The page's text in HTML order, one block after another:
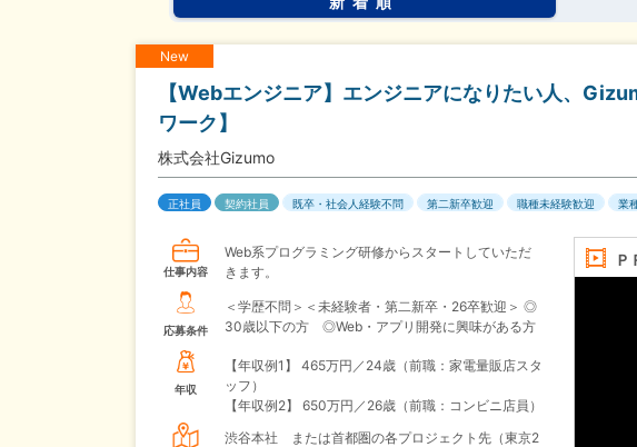
New
【Webエンジニア】エンジニアになりたい人、
ワーク】
株式会社Gizumo
正社員 契約社員 既卒・社会人経験不問 第二新卒歓迎 職種未経験歓迎 業
Ｐ
仕事内容
Web系プログラミング研修からスタートしていただ
きます。
応募条件
＜学歴不問＞＜未経験者・第二新卒・26卒歓迎＞ ◎
30歳以下の方 ◎Web・アプリ開発に興味がある方
年収
【年収例1】
465万円／24歳（前職：家電量販店スタ
ッフ）
【年収例2】
650万円／26歳（前職：コンビニ店員）
渋谷本社 または首都圏の各プロジェクト先（東京2